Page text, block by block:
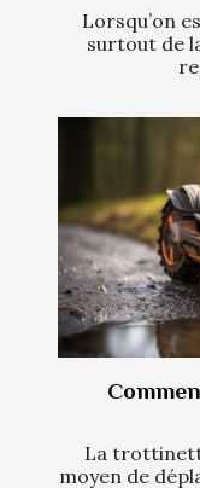
Lorsqu’on
surtout de
La
moyen de